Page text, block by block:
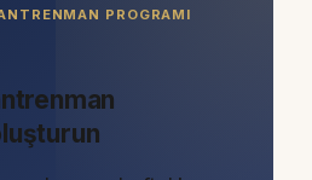
PROGRAMI